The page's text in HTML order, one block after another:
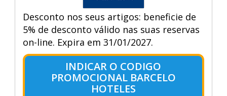
Desconto nos seus artigos: beneficie de
5% de desconto válido nas suas reservas
on-line. Expira em 31/01/2027.
INDICAR O CODIGO
PROMOCIONAL BARCELO
HOTELES